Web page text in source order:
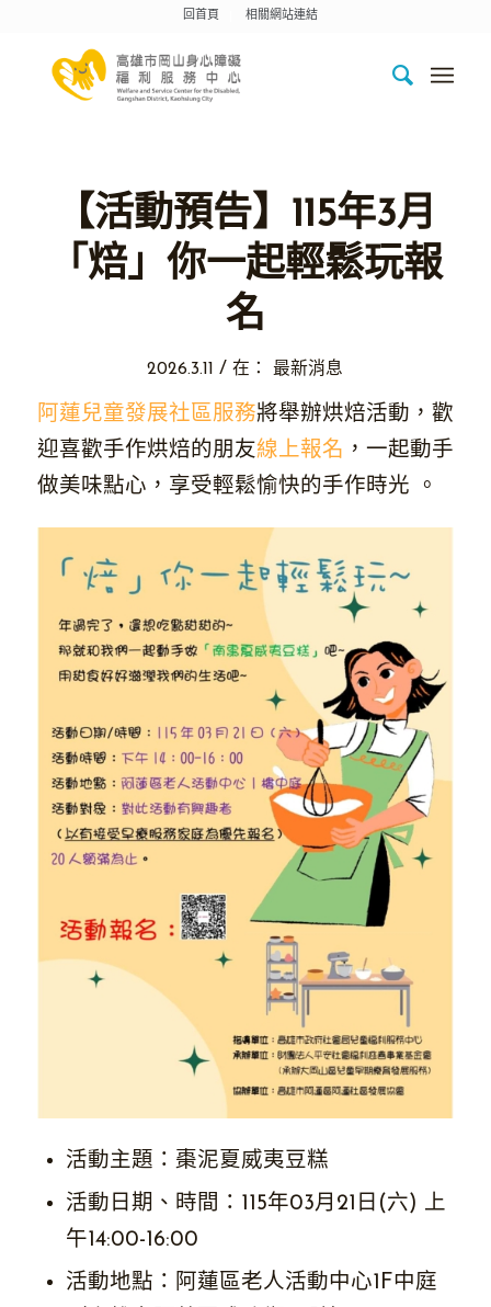
回首頁 相關網站連結
【活動預告】115年3月
「焙」你一起輕鬆玩報
名
2026.3.11 / 在：最新消息
阿蓮兒童發展社區服務將舉辦烘焙活動，歡
迎喜歡手作烘焙的朋友線上報名 ，一起動手
做美味點心，享受輕鬆愉快的手作時光 。
活動主題：棗泥夏威夷豆糕
活動日期、時間：115年03月21日(六) 上
午14:00-16:00
活動地點：阿蓮區老人活動中心1F中庭